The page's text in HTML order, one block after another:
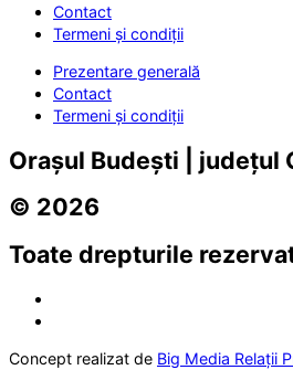
Contact
Termeni și condiții
Prezentare generală
Contact
Termeni și condiții
Orașul Budești | județul
© 2026
Toate drepturile
Concept realizat de Big Media Relații